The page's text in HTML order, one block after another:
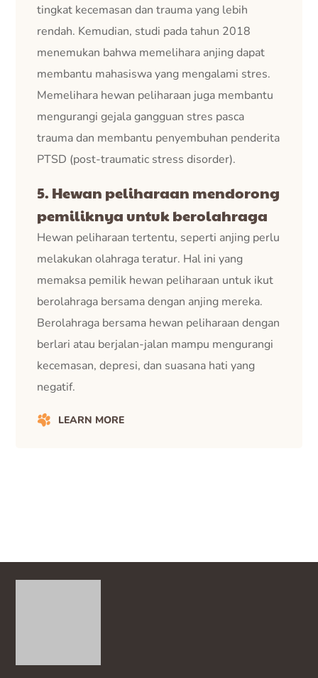
tingkat kecemasan dan trauma yang lebih
rendah. Kemudian, studi pada tahun 2018
menemukan bahwa memelihara anjing dapat
membantu mahasiswa yang mengalami stres.
Memelihara hewan peliharaan juga membantu
mengurangi gejala gangguan stres pasca
trauma dan membantu penyembuhan penderita
PTSD (post-traumatic stress disorder).
5. Hewan peliharaan mendorong
pemiliknya untuk berolahraga
Hewan peliharaan tertentu, seperti anjing perlu
melakukan olahraga teratur. Hal ini yang
memaksa pemilik hewan peliharaan untuk ikut
berolahraga bersama dengan anjing mereka.
Berolahraga bersama hewan peliharaan dengan
berlari atau berjalan-jalan mampu mengurangi
kecemasan, depresi, dan suasana hati yang
negatif.
LEARN MORE